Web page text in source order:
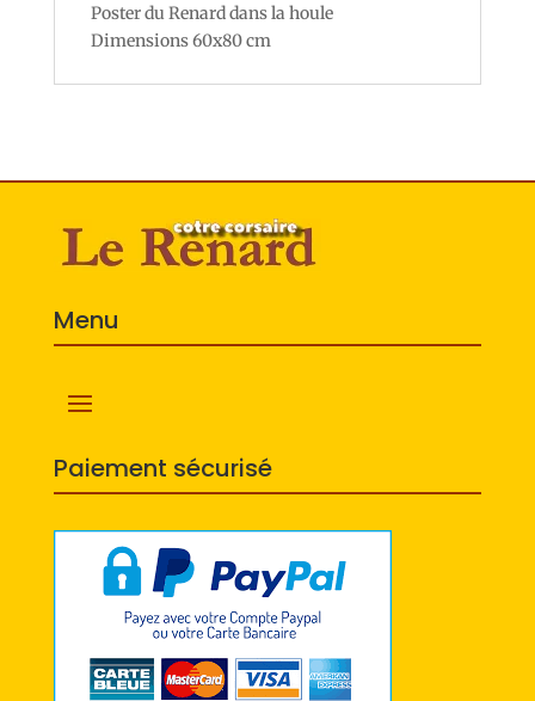
Poster du Renard dans la houle
Dimensions 60x80 cm
Menu
Paiement sécurisé